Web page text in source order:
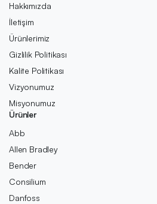
Hakkımızda
İletişim
Ürünlerimiz
Gizlilik Politikası
Kalite Politikası
Vizyonumuz
Misyonumuz
Ürünler
Abb
Allen Bradley
Bender
Consilium
Danfoss